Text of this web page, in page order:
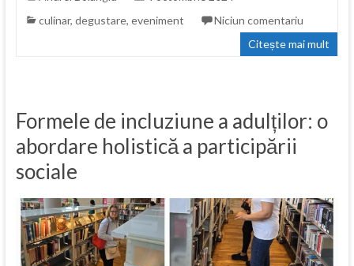
culinar, degustare, eveniment
Niciun comentariu
Citește mai mult
Formele de incluziune a adulților: o
abordare holistică a participării
sociale